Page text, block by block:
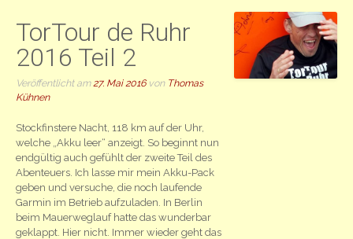
TorTour de Ruhr
2016 Teil 2
Veröffentlicht am27. Mai 2016von Thomas
Kühnen
Stockfinstere Nacht, 118 km auf der Uhr,
welche „Akku leer“ anzeigt. So beginnt nun
endgültig auch gefühlt der zweite Teil des
Abenteuers. Ich lasse mir mein Akku-Pack
geben und versuche, die noch laufende
Garmin im Betrieb aufzuladen. In Berlin
beim Mauerweglauf hatte das wunderbar
geklappt. Hier nicht. Immer wieder geht das